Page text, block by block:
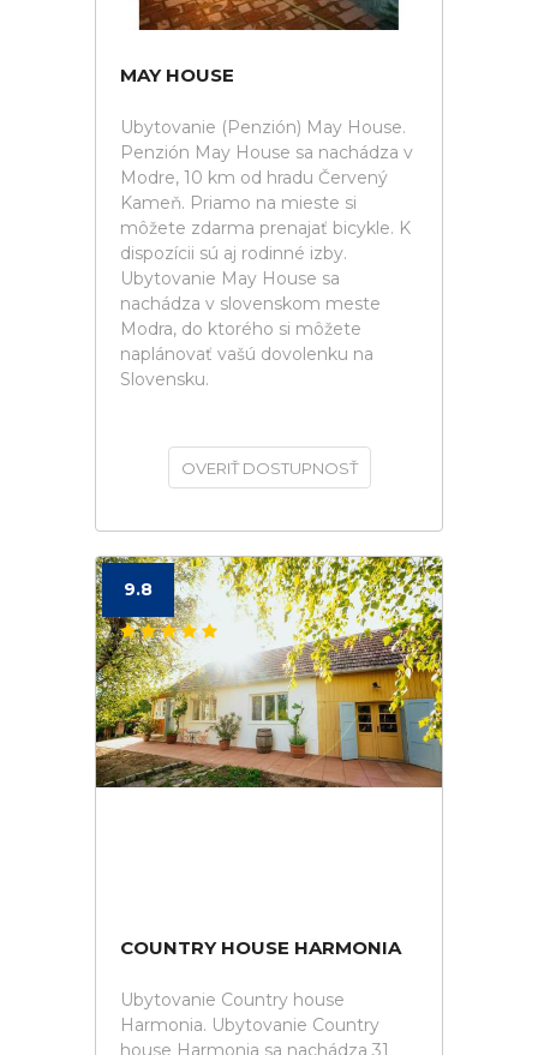
MAY HOUSE
Ubytovanie (Penzión) May House.
Penzión May House sa nachádza v
Modre, 10 km od hradu Červený
Kameň. Priamo na mieste si
môžete zdarma prenajať bicykle. K
dispozícii sú aj rodinné izby.
Ubytovanie May House sa
nachádza v slovenskom meste
Modra, do ktorého si môžete
naplánovať vašú dovolenku na
Slovensku.
OVERIŤ DOSTUPNOSŤ
9.8
COUNTRY HOUSE HARMONIA
Ubytovanie Country house
Harmonia. Ubytovanie Country
house Harmonia sa nachádza 31